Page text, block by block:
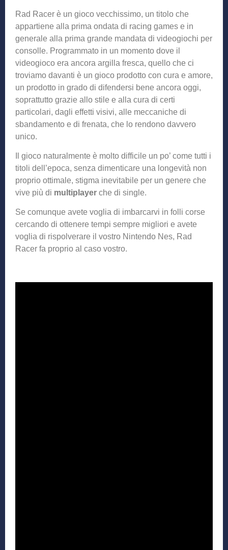
Rad Racer è un gioco vecchissimo, un titolo che
appartiene alla prima ondata di racing games e in
generale alla prima grande mandata di videogiochi per
consolle. Programmato in un momento dove il
videogioco era ancora argilla fresca, quello che ci
troviamo davanti è un gioco prodotto con cura e amore,
un prodotto in grado di difendersi bene ancora oggi,
soprattutto grazie allo stile e alla cura di certi
particolari, dagli effetti visivi, alle meccaniche di
sbandamento e di frenata, che lo rendono davvero
unico.
Il gioco naturalmente è molto difficile un po’ come tutti i
titoli dell’epoca, senza dimenticare una longevità non
proprio ottimale, stigma inevitabile per un genere che
vive più di multiplayer che di single.
Se comunque avete voglia di imbarcarvi in folli corse
cercando di ottenere tempi sempre migliori e avete
voglia di rispolverare il vostro Nintendo Nes, Rad
Racer fa proprio al caso vostro.